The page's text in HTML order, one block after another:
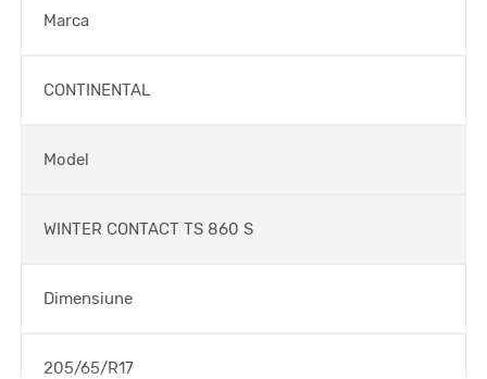
Marca
CONTINENTAL
Model
WINTER CONTACT TS 860 S
Dimensiune
205/65/R17